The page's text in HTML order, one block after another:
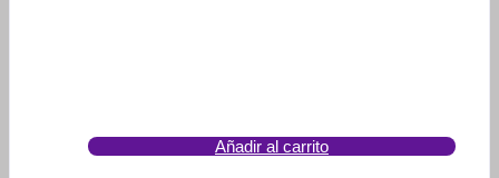
Añadir al carrito